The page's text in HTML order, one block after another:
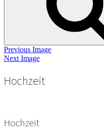
Previous Image
Next Image
Hochzeit
Hochzeit